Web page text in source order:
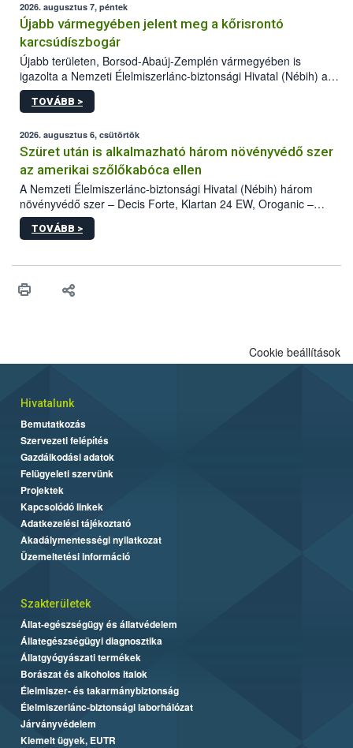
2026. augusztus 7, péntek
Újabb vármegyében jelent meg a kőrisrontó
karcsúdíszbogár
Újabb területen, Borsod-Abaúj-Zemplén vármegyében is
igazolta a Nemzeti Élelmiszerlánc-biztonsági Hivatal (Nébih) a
kőrisrontó karcsúdíszbogár (Agrilus planipennis) jelenlétét. A
kártevőt nem csak színcsapdában találták meg, de már fertőzött
az intenzív felderítést, emellett az intézkedéseket a szlovák
hatósággal is összehangolják a terjedés megállítása érdekében.
TOVÁBB >
2026. augusztus 6, csütörtök
Szüret után is alkalmazható három növényvédő szer
az amerikai szőlőkabóca ellen
A Nemzeti Élelmiszerlánc-biztonsági Hivatal (Nébih) három
növényvédő szer – Decis Forte, Klartan 24 EW, Oroganic –
engedélyokiratát módosította, így azok a szüretet követően,
egészen a vesszőérettség (BBCH 91) stádiumáig
érésű szőlőkben is legyen lehetőség a károsító elleni további
felhasználók számára is elérhető és ökológiai termesztésben is
TOVÁBB >
Cookie beállítások
Hivatalunk
Bemutatkozás
Szervezeti felépítés
Gazdálkodási adatok
Felügyeleti szervünk
Projektek
Kapcsolódó linkek
Adatkezelési tájékoztató
Akadálymentességi nyilatkozat
Üzemeltetési információ
Szakterületek
Állat-egészségügy és állatvédelem
Állategészségügyi diagnosztika
Állatgyógyászati termékek
Borászat és alkoholos italok
Élelmiszer- és takarmánybiztonság
Élelmiszerlánc-biztonsági laborhálózat
Járványvédelem
Kiemelt ügyek, EUTR